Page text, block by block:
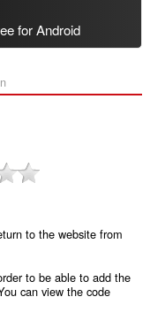
for Android
to the website from
to be able to add the
can view the code